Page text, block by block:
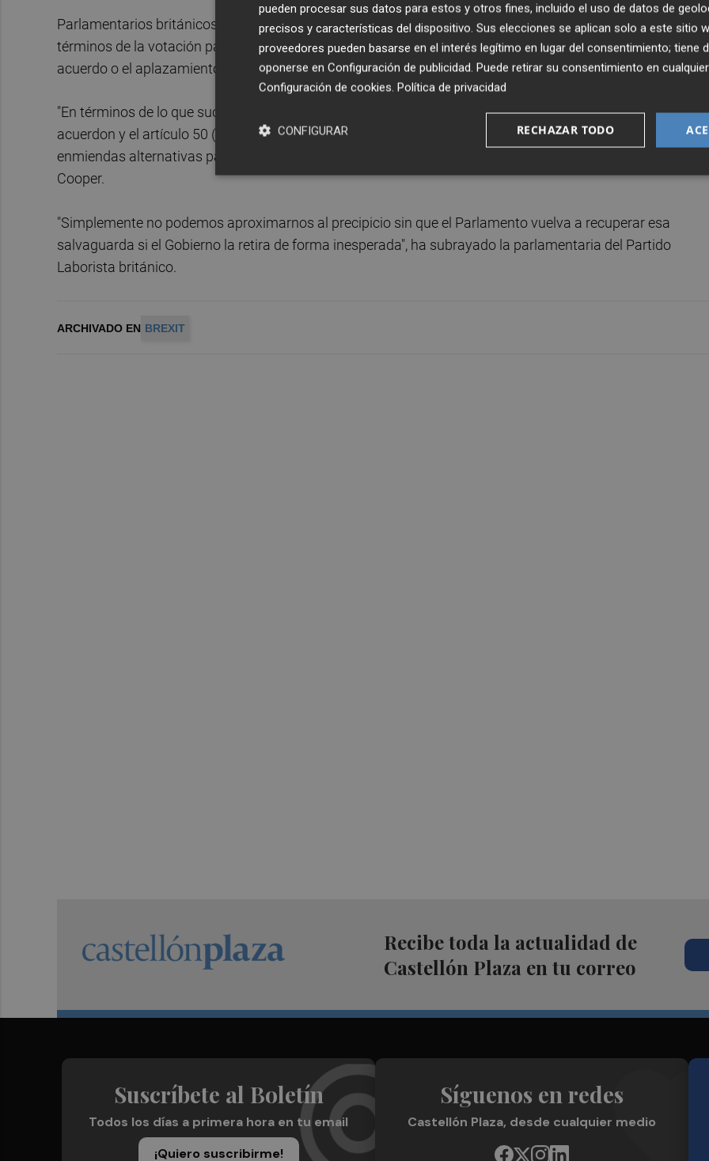
Parlamentarios británicos han estado presionando al Gobierno para que suspenda la votación o cambie
términos de la votación para que lo que se someta a voto sea el escenario de salida de la Unión Europea
acuerdo o el aplazamiento del Brexit, según ha contado la parlamentaria laborista Yvette Cooper.
"En términos de lo que sucedería si la primera ministra sacara las votaciones sobre el escenario sin
acuerdon y el artículo 50 (del Tratado de Lisboa) esta semana, entonces creo que estaríamos estudiando
enmiendas alternativas para mociones que garanticen que se celebran estas votaciones", ha señalado
Cooper.
"Simplemente no podemos aproximarnos al precipicio sin que el Parlamento vuelva a recuperar esa
salvaguarda si el Gobierno la retira de forma inesperada", ha subrayado la parlamentaria del Partido
Laborista británico.
ARCHIVADO EN BREXIT
Recibe toda la actualidad de
Castellón Plaza en tu correo
Suscríbete al Boletín
Todos los días a primera hora en tu email
¡Quiero suscribirme!
Síguenos en redes
Castellón Plaza, desde cualquier medio
pueden procesar sus datos para estos y otros fines, incluido el uso de datos de
precisos y características del dispositivo. Sus elecciones se aplican solo a este sitio
proveedores pueden basarse en el interés legítimo en lugar del consentimiento; tiene
oponerse en Configuración de publicidad. Puede retirar su consentimiento en
Configuración de cookies. Política de privacidad
RECHAZAR TODO
CONFIGURAR